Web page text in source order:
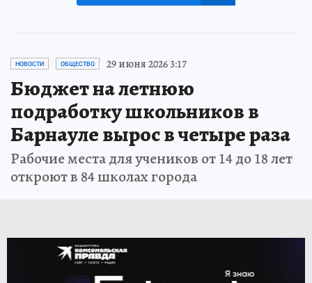
НОВОСТИ ОБЩЕСТВО 29 июня 2026 3:17
Бюджет на летнюю
подработку школьников в
Барнауле вырос в четыре раза
Рабочие места для учеников от 14 до 18 лет
откроют в 84 школах города